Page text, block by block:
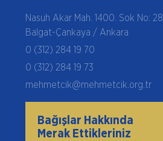
Nasuh Akar Mah. 1400. Sok No: 28
Balgat-Çankaya / Ankara
0 (312) 284 19 70
0 (312) 284 19 73
mehmetcik@mehmetcik.org.tr
Bağışlar Hakkında
Merak Ettikleriniz